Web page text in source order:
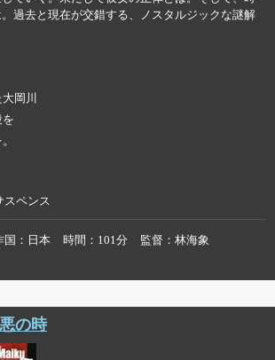
過去と現在が交錯する、ノスタルジックな謎解
岡川
スペンス
国 日本 時間 101分 監督
林海象
の時